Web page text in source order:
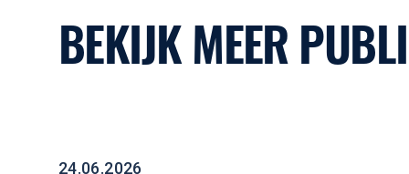
BEKIJK MEER
Duurzame Staalproductie in Nederland:
24.06.2026